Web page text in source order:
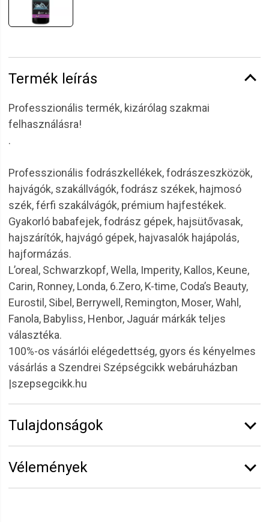
Termék leírás
Professzionális termék, kizárólag szakmai
felhasználásra!
.
Professzionális fodrászkellékek, fodrászeszközök,
hajvágók, szakállvágók, fodrász székek, hajmosó
szék, férfi szakálvágók, prémium hajfestékek.
Gyakorló babafejek, fodrász gépek, hajsütővasak,
hajszárítók, hajvágó gépek, hajvasalók hajápolás,
hajformázás.
L’oreal, Schwarzkopf, Wella, Imperity, Kallos, Keune,
Carin, Ronney, Londa, 6.Zero, K-time, Coda’s Beauty,
Eurostil, Sibel, Berrywell, Remington, Moser, Wahl,
Fanola, Babyliss, Henbor, Jaguár márkák teljes
választéka.
100%-os vásárlói elégedettség, gyors és kényelmes
vásárlás a Szendrei Szépségcikk webáruházban
|szepsegcikk.hu
Tulajdonságok
Kiszerelés:
Hajtípus:
Sérült Töredezésre Hajlamos
Vélemények